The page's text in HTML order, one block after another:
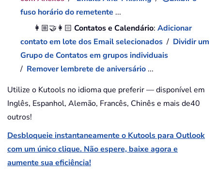
fuso horário do remetente ...
👩🏼‍🤝‍👩🏻Contatos e Calendário:Adicionar
contato em lote dos Email selecionados / Dividir um
Grupo de Contatos em grupos individuais
/ Remover lembrete de aniversário ...
Utilize o Kutools no idioma que preferir — disponível em
Inglês, Espanhol, Alemão, Francês, Chinês e mais de40
outros!
Desbloqueie instantaneamente o Kutools para Outlook
com um único clique. Não espere, baixe agora e
aumente sua eficiência!